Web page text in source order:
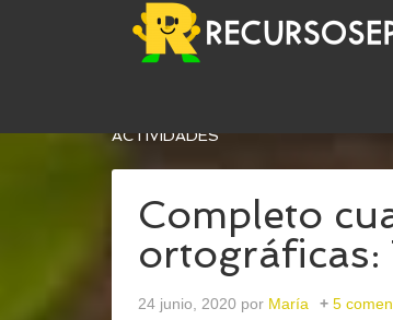
ACTIVIDADES
Completo
ortográficas:
24 junio, 2020 por María 5